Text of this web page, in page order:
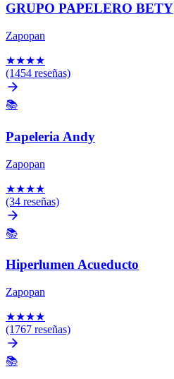
GRUPO PAPELERO BETY
Zapopan
★★★★
(1454 reseñas)
📚
Papeleria Andy
Zapopan
★★★★
(34 reseñas)
📚
Hiperlumen Acueducto
Zapopan
★★★★
(1767 reseñas)
📚